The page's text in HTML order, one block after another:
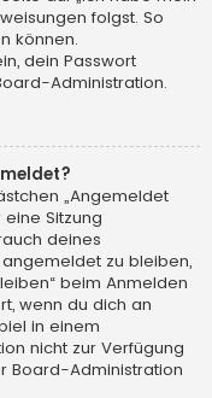
folgst. So
können.
dein Passwort
Administration.
„Angemeldet
Sitzung
deines
zu bleiben,
beim Anmelden
wenn du dich an
in einem
nicht zur Verfügung
Board-Administration